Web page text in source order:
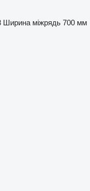
Ширина міжрядь 700 мм